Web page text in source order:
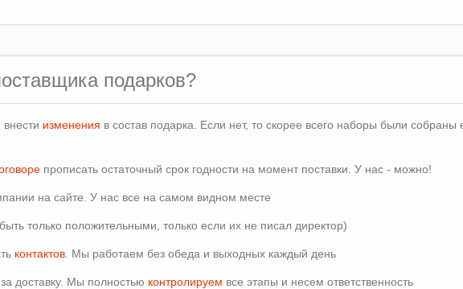
подарков?
изменения в состав подарка. Если нет, то скорее всего наборы были
прописать остаточный срок годности на момент поставки. У нас - можно!
на сайте. У нас все на самом видном месте
только положительными, только если их не писал директор)
контактов . Мы работаем без обеда и выходных каждый день
доставку. Мы полностью контролируем все этапы и несем ответственность